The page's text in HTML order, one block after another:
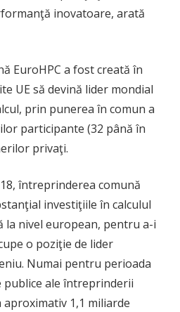
inovatoare, arată
EuroHPC a fost creată în
UE să devină lider mondial
prin punerea în comun a
participante (32 până în
privaţi.
întreprinderea comună
investiţiile în calculul
nivel european, pentru a-i
o poziţie de lider
Numai pentru perioada
publice ale întreprinderii
1,1 miliarde